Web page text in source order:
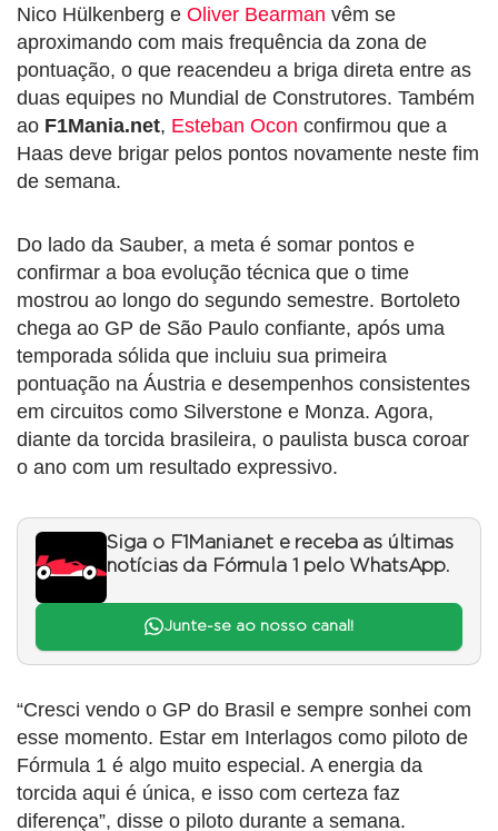
Nico Hülkenberg e Oliver Bearman vêm se
aproximando com mais frequência da zona de
pontuação, o que reacendeu a briga direta entre as
duas equipes no Mundial de Construtores. Também
ao F1Mania.net, Esteban Ocon confirmou que a
Haas deve brigar pelos pontos novamente neste fim
de semana.
Do lado da Sauber, a meta é somar pontos e
confirmar a boa evolução técnica que o time
mostrou ao longo do segundo semestre. Bortoleto
chega ao GP de São Paulo confiante, após uma
temporada sólida que incluiu sua primeira
pontuação na Áustria e desempenhos consistentes
em circuitos como Silverstone e Monza. Agora,
diante da torcida brasileira, o paulista busca coroar
o ano com um resultado expressivo.
Siga o F1Mania.net e receba as últimas
notícias da Fórmula 1 pelo WhatsApp.
Junte-se ao nosso canal!
“Cresci vendo o GP do Brasil e sempre sonhei com
esse momento. Estar em Interlagos como piloto de
Fórmula 1 é algo muito especial. A energia da
torcida aqui é única, e isso com certeza faz
diferença”, disse o piloto durante a semana.